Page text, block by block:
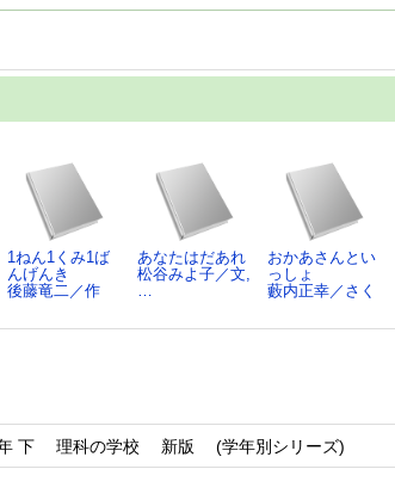
1ねん1くみ1ば
んげんき
後藤竜二／作
あなたはだあれ
松谷みよ子／文,
…
おかあさんとい
っしょ
藪内正幸／さく
年 下 理科の学校 新版 (学年別シリーズ)